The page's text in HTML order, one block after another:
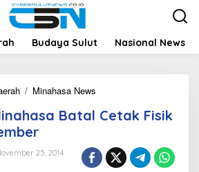
Budaya Sulut Nasional News
/ Minahasa News
s
p
i
Batal Cetak Fisik
25, 2014